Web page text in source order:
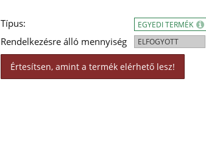
Típus:
Rendelkezésre álló mennyiség
EGYEDI TERMÉK
ELFOGYOTT
Értesítsen, amint a termék elérhető lesz!